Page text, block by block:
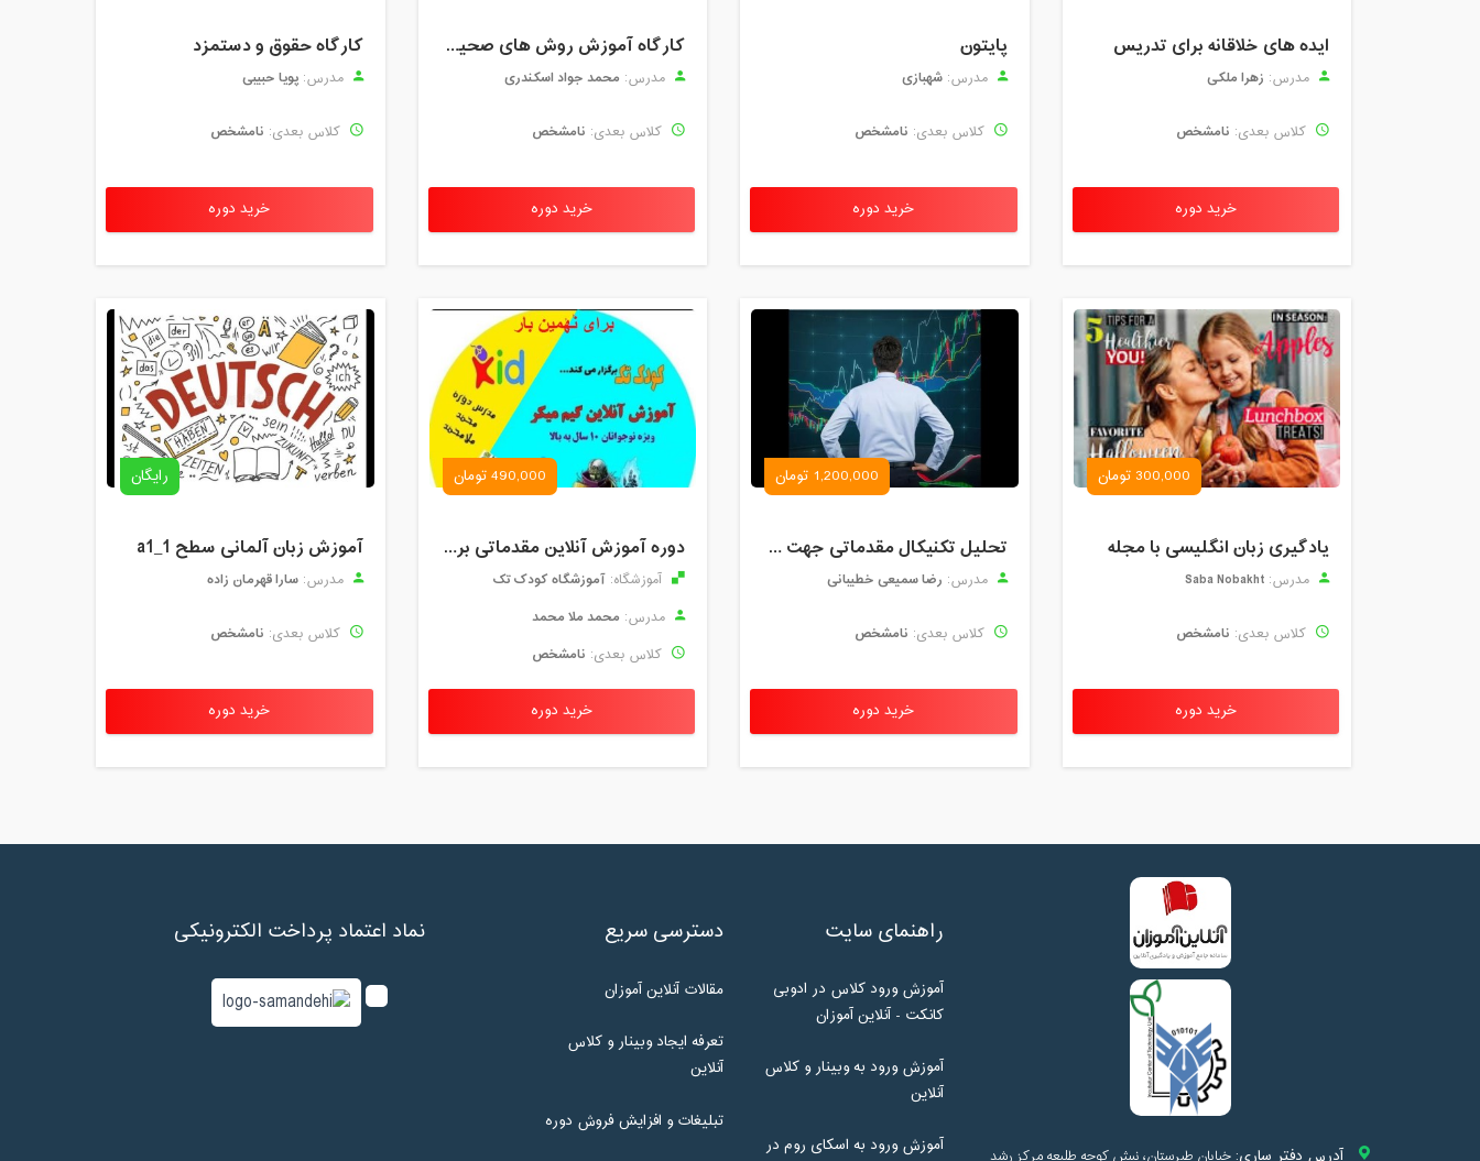
ایده های خلاقانه برای تدریس
مدرس: زهرا ملکی
کلاس بعدی: نامشخص
خرید دوره
پایتون
مدرس: شهبازی
کلاس بعدی: نامشخص
خرید دوره
کارگاه آموزش روش های صحیح درس خواندن همراه با یادگیری بدون فراموشی
مدرس: محمد جواد اسکندری
کلاس بعدی: نامشخص
خرید دوره
کارگاه حقوق و دستمزد
مدرس: پویا حبیبی
کلاس بعدی: نامشخص
خرید دوره
300,000 تومان
یادگیری زبان انگلیسی با مجله
مدرس: Saba Nobakht
کلاس بعدی: نامشخص
خرید دوره
1,200,000 تومان
تحلیل تکنیکال مقدماتی جهت ورود به بازار های مالی (رمز ارز و فارکس )
مدرس: رضا سمیعی خطیبانی
کلاس بعدی: نامشخص
خرید دوره
490,000 تومان
دوره آموزش آنلاین مقدماتی برنامه نویسی گیم میکر کودک و نوجوان (برای نهمین بار) کودک تک
آموزشگاه: آموزشگاه کودک تک
مدرس: محمد ملا محمد
کلاس بعدی: نامشخص
خرید دوره
رایگان
آموزش زبان آلمانی سطح a1_1
مدرس: سارا قهرمان زاده
کلاس بعدی: نامشخص
خرید دوره
راهنمای سایت
آموزش ورود کلاس در ادوبی
کانکت - آنلاین آموزان
آموزش ورود به وبینار و کلاس
آنلاین
آموزش ورود به اسکای روم در
دسترسی سریع
مقالات آنلاین آموزان
تعرفه ایجاد وبینار و کلاس
آنلاین
تبلیغات و افزایش فروش دوره
نماد اعتماد پرداخت الکترونیکی